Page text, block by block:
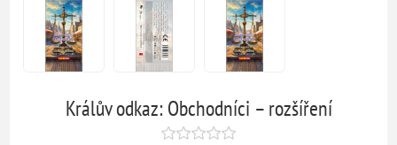
Králův odkaz: Obchodníci – rozšíření